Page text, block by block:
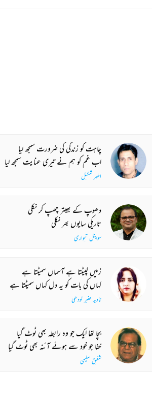
چاہت کو زندگی کی ضرورت سمجھ لیا
اب غم کو ہم نے تیری عنایت سمجھ لیا
اطہر شکیل
دھوپ کے بھیتر چھپ کر نکلی
تاریکی سایوں بھر نکلی
سوپنل تیواری
زمیں لپیٹتا ہے آسماں سمیٹتا ہے
کہاں کی بات کو یہ دل کہاں سمیٹتا ہے
نادیہ عنبر لودھی
بچا تھا ایک جو وہ رابطہ بھی ٹوٹ گیا
خفا جو خود سے ہوئے آئنہ بھی ٹوٹ گیا
شفیق سلیمی